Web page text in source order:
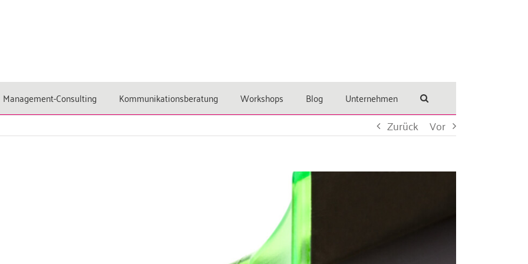
Management-Consulting Kommunikationsberatung Workshops Blog Unternehmen
Zurück Vor